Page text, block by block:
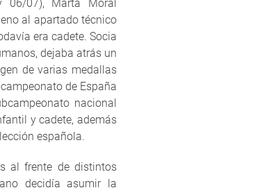
06/07), Marta Moral
al apartado técnico
era cadete. Socia
dejaba atrás un
de varias medallas
de España
nacional
y cadete, además
española.
al frente de distintos
decidía asumir la